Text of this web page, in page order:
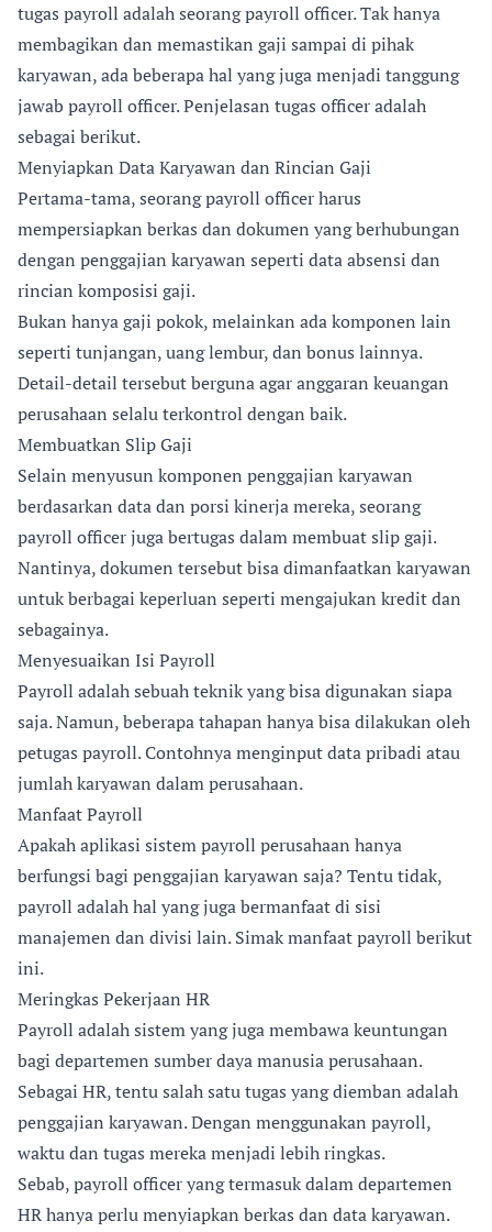
tugas payroll adalah seorang payroll officer. Tak hanya
membagikan dan memastikan gaji sampai di pihak
karyawan, ada beberapa hal yang juga menjadi tanggung
jawab payroll officer. Penjelasan tugas officer adalah
sebagai berikut.
Menyiapkan Data Karyawan dan Rincian Gaji
Pertama-tama, seorang payroll officer harus
mempersiapkan berkas dan dokumen yang berhubungan
dengan penggajian karyawan seperti data absensi dan
rincian komposisi gaji.
Bukan hanya gaji pokok, melainkan ada komponen lain
seperti tunjangan, uang lembur, dan bonus lainnya.
Detail-detail tersebut berguna agar anggaran keuangan
perusahaan selalu terkontrol dengan baik.
Membuatkan Slip Gaji
Selain menyusun komponen penggajian karyawan
berdasarkan data dan porsi kinerja mereka, seorang
payroll officer juga bertugas dalam membuat slip gaji.
Nantinya, dokumen tersebut bisa dimanfaatkan karyawan
untuk berbagai keperluan seperti mengajukan kredit dan
sebagainya.
Menyesuaikan Isi Payroll
Payroll adalah sebuah teknik yang bisa digunakan siapa
saja. Namun, beberapa tahapan hanya bisa dilakukan oleh
petugas payroll. Contohnya menginput data pribadi atau
jumlah karyawan dalam perusahaan.
Manfaat Payroll
Apakah aplikasi sistem payroll perusahaan hanya
berfungsi bagi penggajian karyawan saja? Tentu tidak,
payroll adalah hal yang juga bermanfaat di sisi
manajemen dan divisi lain. Simak manfaat payroll berikut
ini.
Meringkas Pekerjaan HR
Payroll adalah sistem yang juga membawa keuntungan
bagi departemen sumber daya manusia perusahaan.
Sebagai HR, tentu salah satu tugas yang diemban adalah
penggajian karyawan. Dengan menggunakan payroll,
waktu dan tugas mereka menjadi lebih ringkas.
Sebab, payroll officer yang termasuk dalam departemen
HR hanya perlu menyiapkan berkas dan data karyawan.